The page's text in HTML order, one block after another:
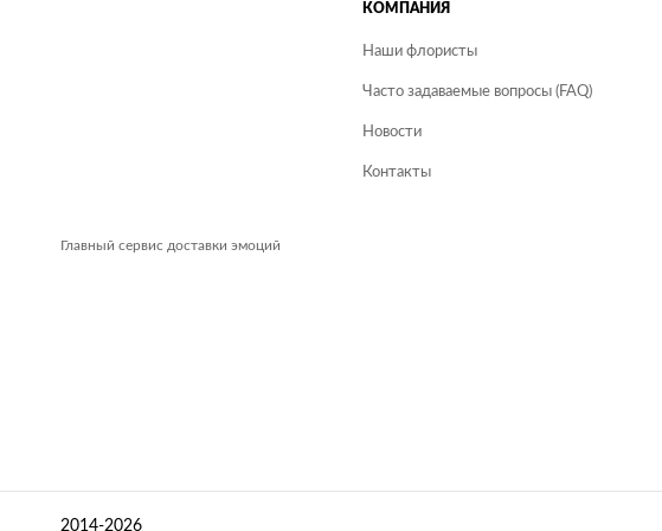
Главный сервис доставки эмоций
КОМПАНИЯ
Наши флористы
Часто задаваемые вопросы (FAQ)
Новости
Контакты
2014-2026